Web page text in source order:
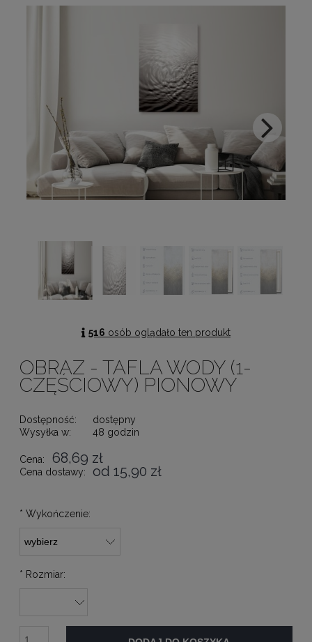
516 osób oglądało ten produkt
OBRAZ - TAFLA WODY (1-
CZĘŚCIOWY) PIONOWY
Dostępność:
dostępny
Wysyłka w:
48 godzin
Cena: 68,69 zł
Cena dostawy: od 15,90 zł
* Wykończenie:
* Rozmiar: